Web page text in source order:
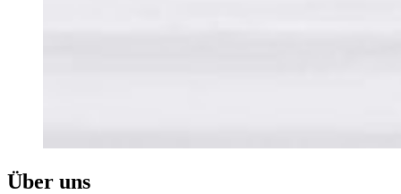
Über uns